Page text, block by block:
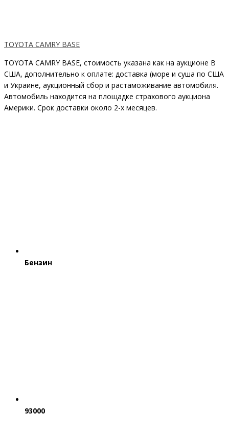
TOYOTA CAMRY BASE
TOYOTA CAMRY BASE, стоимость указана как на аукционе В
США, дополнительно к оплате: доставка (море и суша по США
и Украине, аукционный сбор и растаможивание автомобиля.
Автомобиль находится на площадке страхового аукциона
Америки. Срок доставки около 2-x месяцев.
Бензин
93000